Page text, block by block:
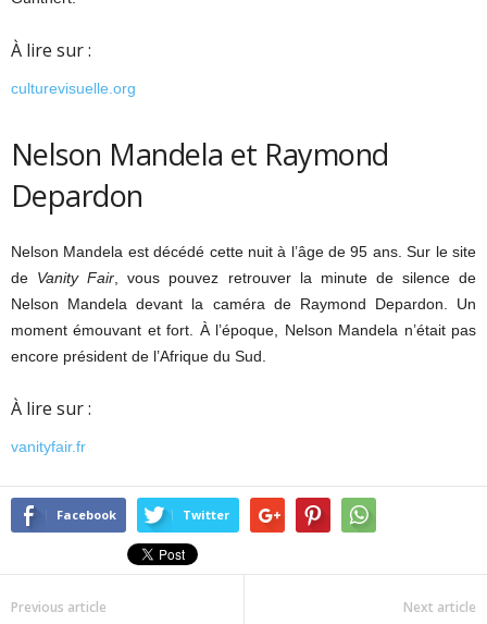
À lire sur :
culturevisuelle.org
Nelson Mandela et Raymond
Depardon
Nelson Mandela est décédé cette nuit à l’âge de 95 ans. Sur le site
de Vanity Fair, vous pouvez retrouver la minute de silence de
Nelson Mandela devant la caméra de Raymond Depardon. Un
moment émouvant et fort. À l’époque, Nelson Mandela n’était pas
encore président de l’Afrique du Sud.
À lire sur :
vanityfair.fr
Facebook Twitter
Previous article Next article